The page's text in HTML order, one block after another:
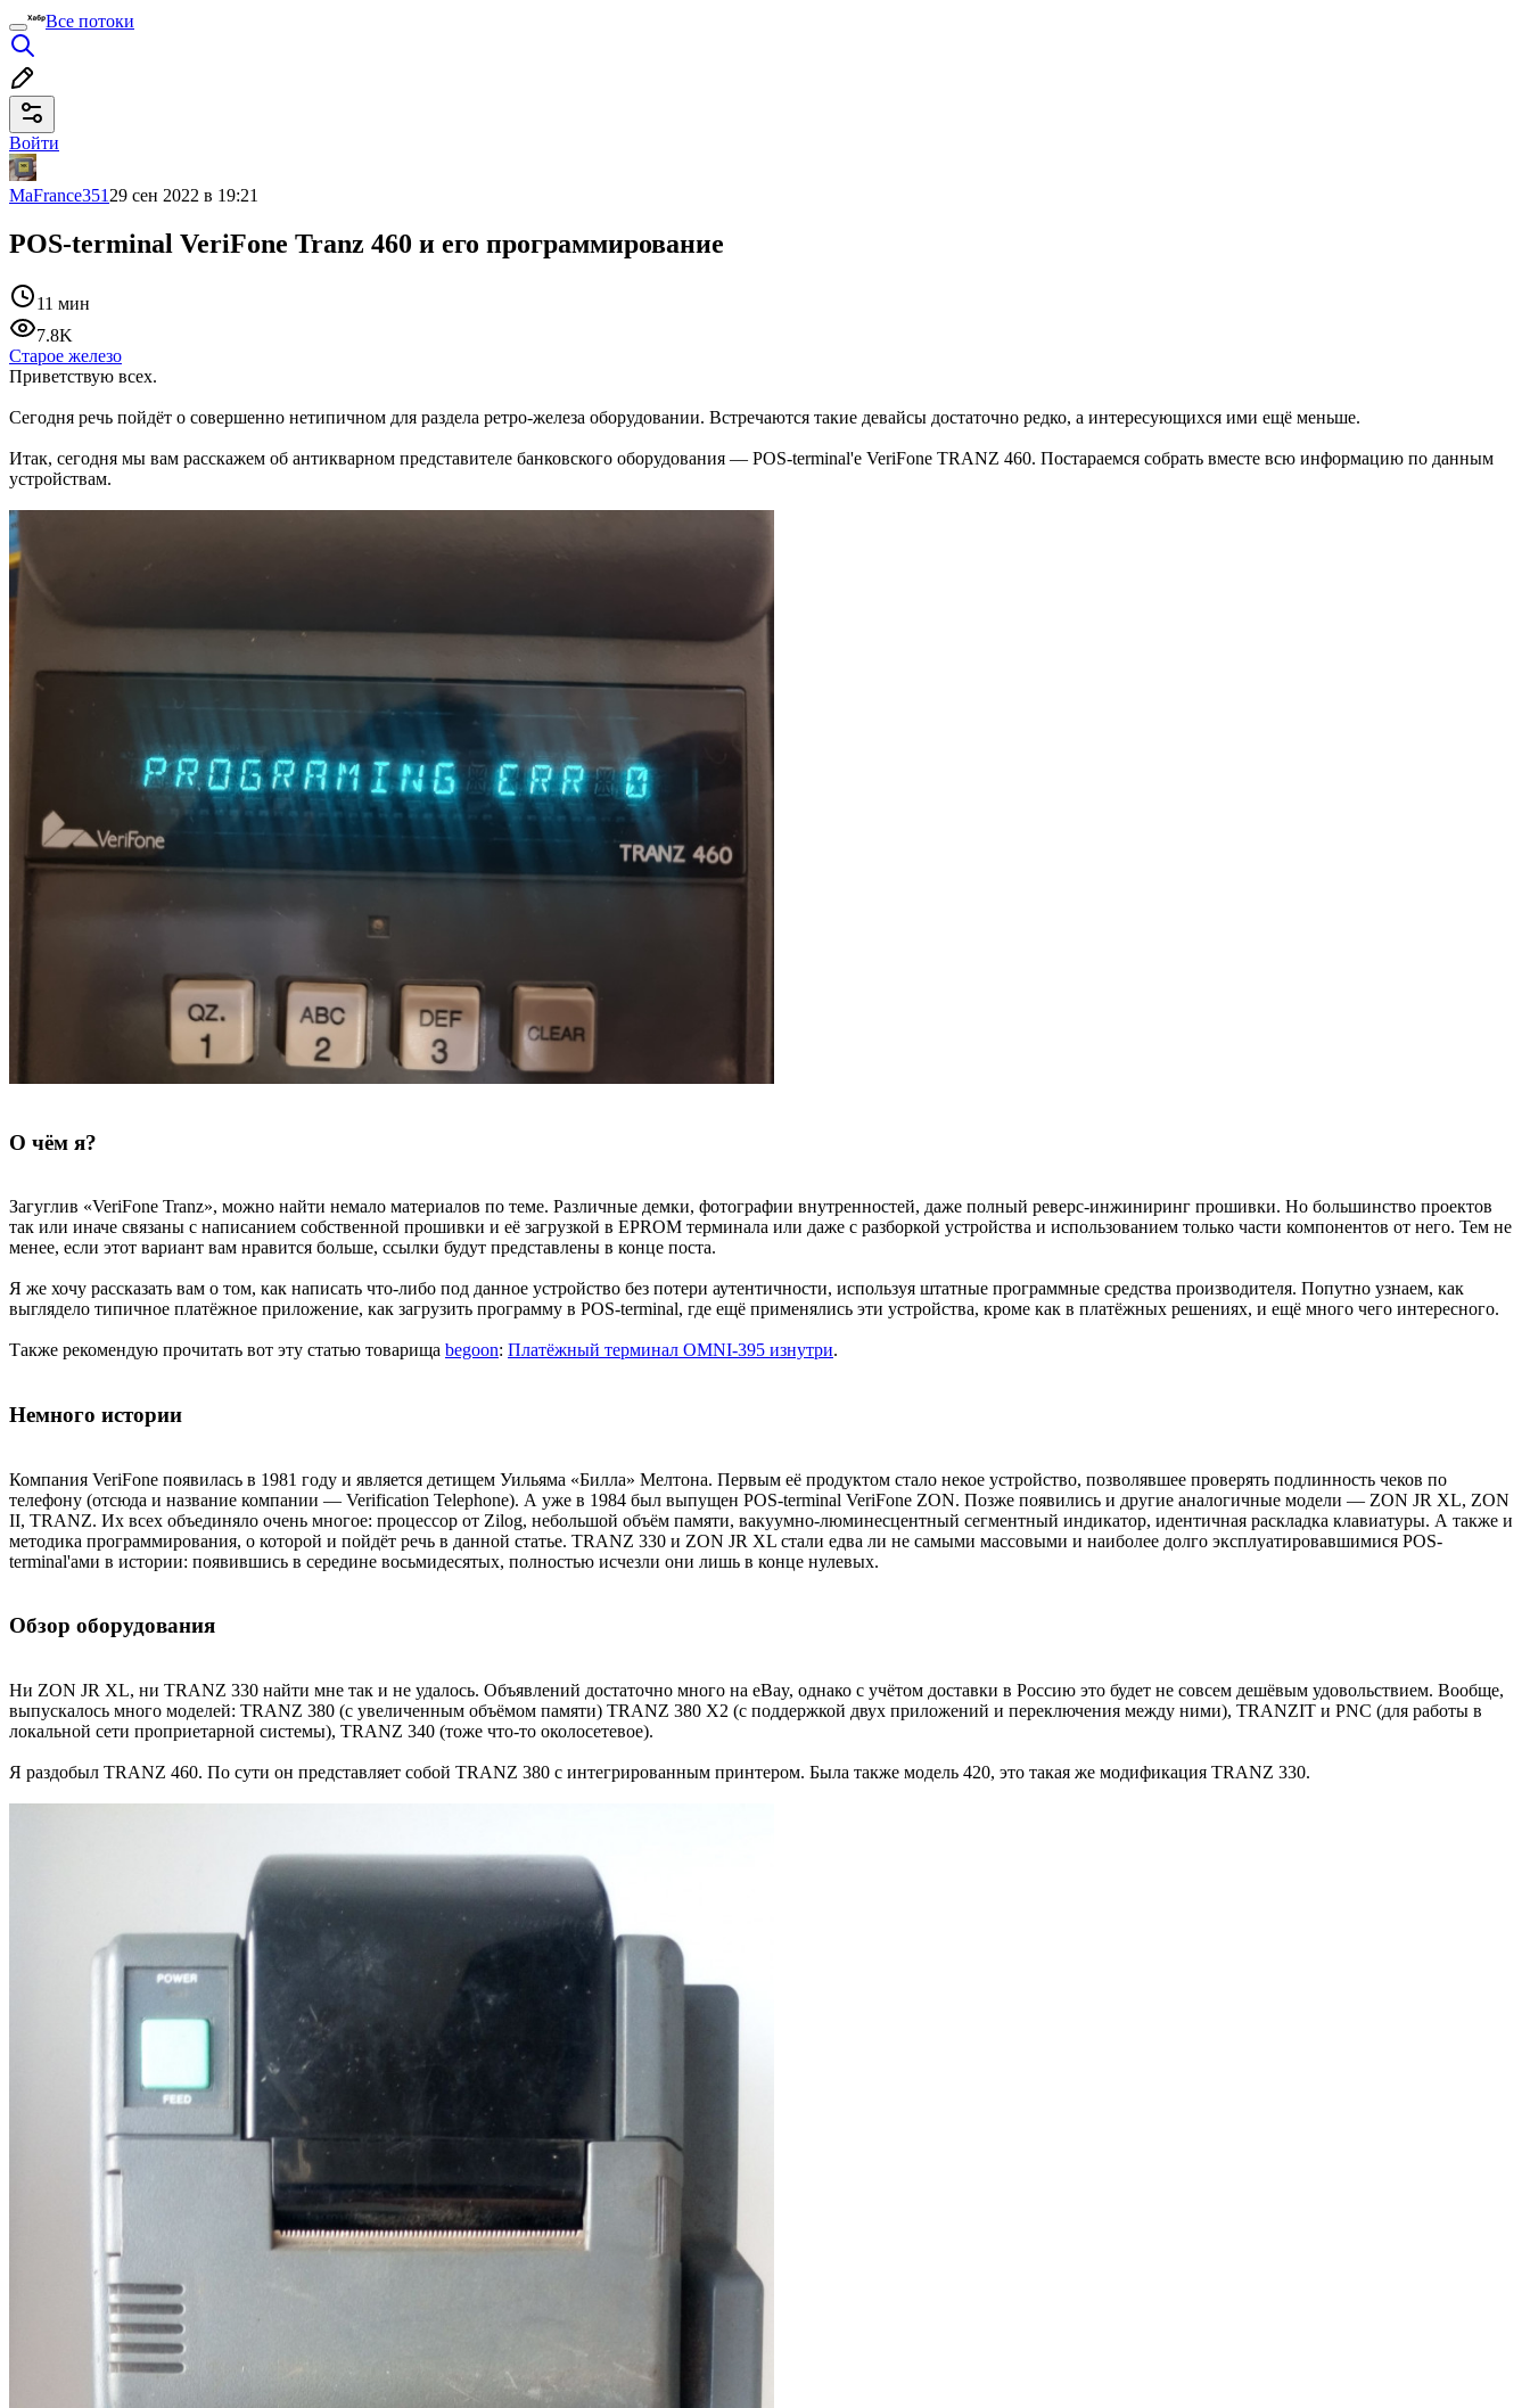
Все потоки
Войти
MaFrance351 29 сен 2022 в 19:21
POS-terminal VeriFone Tranz 460 и его программирование
11 мин
7.8K
Старое железо
Приветствую всех.
Сегодня речь пойдёт о совершенно нетипичном для раздела ретро-железа оборудовании. Встречаются такие девайсы достаточно редко, а интересующихся ими ещё меньше.
Итак, сегодня мы вам расскажем об антикварном представителе банковского оборудования — POS-terminal'е VeriFone TRANZ 460. Постараемся собрать вместе всю информацию по данным
устройствам.
О чём я?
Загуглив «VeriFone Tranz», можно найти немало материалов по теме. Различные демки, фотографии внутренностей, даже полный реверс-инжиниринг прошивки. Но большинство проектов
так или иначе связаны с написанием собственной прошивки и её загрузкой в EPROM терминала или даже с разборкой устройства и использованием только части компонентов от него. Тем не
менее, если этот вариант вам нравится больше, ссылки будут представлены в конце поста.
Я же хочу рассказать вам о том, как написать что-либо под данное устройство без потери аутентичности, используя штатные программные средства производителя. Попутно узнаем, как
выглядело типичное платёжное приложение, как загрузить программу в POS-terminal, где ещё применялись эти устройства, кроме как в платёжных решениях, и ещё много чего интересного.
Также рекомендую прочитать вот эту статью товарища begoon: Платёжный терминал OMNI-395 изнутри.
Немного истории
Компания VeriFone появилась в 1981 году и является детищем Уильяма «Билла» Мелтона. Первым её продуктом стало некое устройство, позволявшее проверять подлинность чеков по
телефону (отсюда и название компании — Verification Telephone). А уже в 1984 был выпущен POS-terminal VeriFone ZON. Позже появились и другие аналогичные модели — ZON JR XL, ZON
II, TRANZ. Их всех объединяло очень многое: процессор от Zilog, небольшой объём памяти, вакуумно-люминесцентный сегментный индикатор, идентичная раскладка клавиатуры. А также и
методика программирования, о которой и пойдёт речь в данной статье. TRANZ 330 и ZON JR XL стали едва ли не самыми массовыми и наиболее долго эксплуатировавшимися POS-
terminal'ами в истории: появившись в середине восьмидесятых, полностью исчезли они лишь в конце нулевых.
Обзор оборудования
Ни ZON JR XL, ни TRANZ 330 найти мне так и не удалось. Объявлений достаточно много на eBay, однако с учётом доставки в Россию это будет не совсем дешёвым удовольствием. Вообще,
выпускалось много моделей: TRANZ 380 (с увеличенным объёмом памяти) TRANZ 380 X2 (с поддержкой двух приложений и переключения между ними), TRANZIT и PNC (для работы в
локальной сети проприетарной системы), TRANZ 340 (тоже что-то околосетевое).
Я раздобыл TRANZ 460. По сути он представляет собой TRANZ 380 с интегрированным принтером. Была также модель 420, это такая же модификация TRANZ 330.